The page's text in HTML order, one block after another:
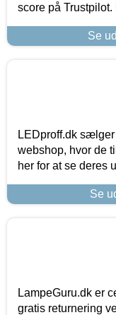
score på
Se
LEDproff.dk
webshop, hvor de
her for at se deres
Se
LampeGuru.dk er
gratis returnering